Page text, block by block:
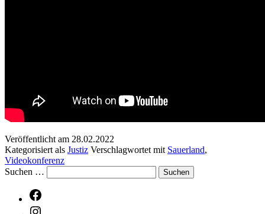
Veröffentlicht am 28.02.2022
Kategorisiert als Justiz Verschlagwortet mit Sauerland,
Videokonferenz
Suchen …